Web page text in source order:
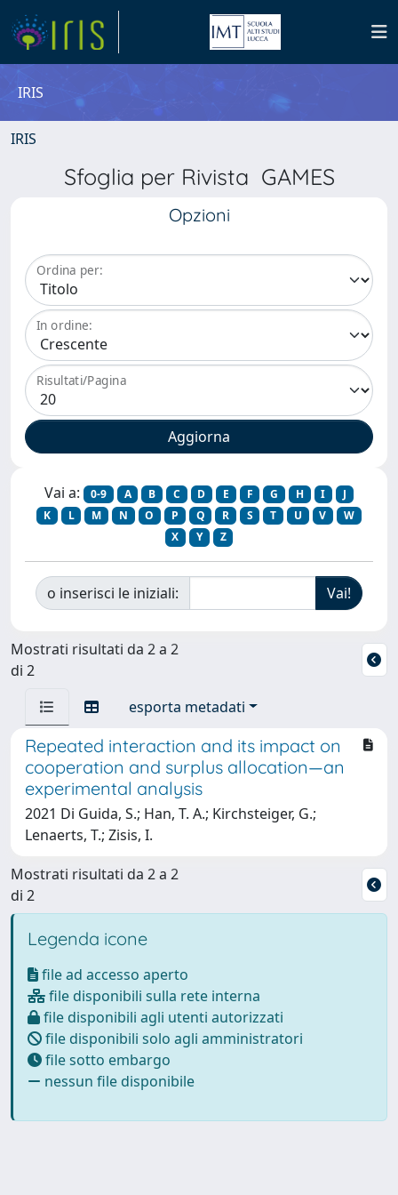
IRIS
IRIS
Sfoglia per Rivista GAMES
Opzioni
Ordina per:
In ordine:
Risultati/Pagina
Vai a: 0-9 A B C D E F G H I
J
K
L M N O P Q R S T U V
W
X
Y Z
o inserisci le iniziali:
Mostrati risultati da 2 a 2
di 2
esporta metadati
Repeated interaction and its impact on
cooperation and surplus allocation—an
experimental analysis
2021 Di Guida, S.; Han, T. A.; Kirchsteiger, G.;
Lenaerts, T.; Zisis, I.
Mostrati risultati da 2 a 2
di 2
Legenda icone
file ad accesso aperto
file disponibili sulla rete interna
file disponibili agli utenti autorizzati
file disponibili solo agli amministratori
file sotto embargo
nessun file disponibile